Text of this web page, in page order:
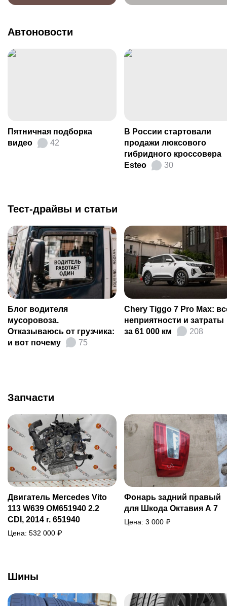
Автоновости
Пятничная подборка
видео
42
В России стартовали
продажи люксового
гибридного кроссовера
Esteo
30
Тест-драйвы и статьи
Блог водителя
мусоровоза.
Отказываюсь от грузчика:
и вот почему
75
Chery Tiggo 7 Pro Max:
неприятности и затраты
за 61 000 км
208
Запчасти
Двигатель Mercedes Vito
113 W639 OM651940 2.2
CDI, 2014 г. 651940
Цена: 532 000 ₽
Фонарь задний правый
для Шкода Октавия А 7
Цена: 3 000 ₽
Шины